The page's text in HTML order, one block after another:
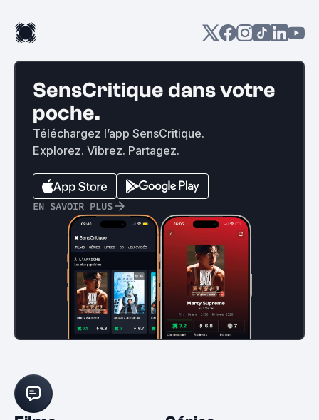
SensCritique dans votre
poche.
Téléchargez l’app SensCritique.
Explorez. Vibrez. Partagez.
EN SAVOIR PLUS